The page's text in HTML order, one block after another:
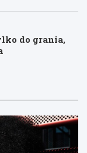
do grania,